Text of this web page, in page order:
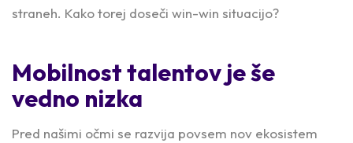
straneh. Kako torej doseči win-win situacijo?
Mobilnost talentov je še
vedno nizka
Pred našimi očmi se razvija povsem nov ekosistem